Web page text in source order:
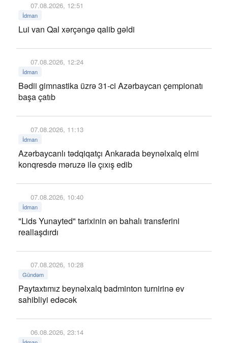
07.08.2026, 12:51
İdman
Lui van Qal xərçəngə qalib gəldi
07.08.2026, 12:24
İdman
Bədii gimnastika üzrə 31-ci Azərbaycan çempionatı
başa çatıb
07.08.2026, 11:13
İdman
Azərbaycanlı tədqiqatçı Ankarada beynəlxalq elmi
konqresdə məruzə ilə çıxış edib
07.08.2026, 10:40
İdman
"Lids Yunayted" tarixinin ən bahalı transferini
reallaşdırdı
07.08.2026, 10:28
Gündəm
Paytaxtımız beynəlxalq badminton turnirinə ev
sahibliyi edəcək
06.08.2026, 23:14